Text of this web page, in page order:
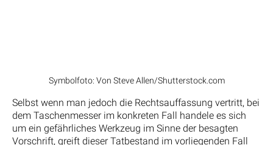
Symbolfoto: Von Steve Allen/Shutterstock.com
Selbst wenn man jedoch die Rechtsauffassung vertritt, bei
dem Taschenmesser im konkreten Fall handele es sich
um ein gefährliches Werkzeug im Sinne der besagten
Vorschrift, greift dieser Tatbestand im vorliegenden Fall